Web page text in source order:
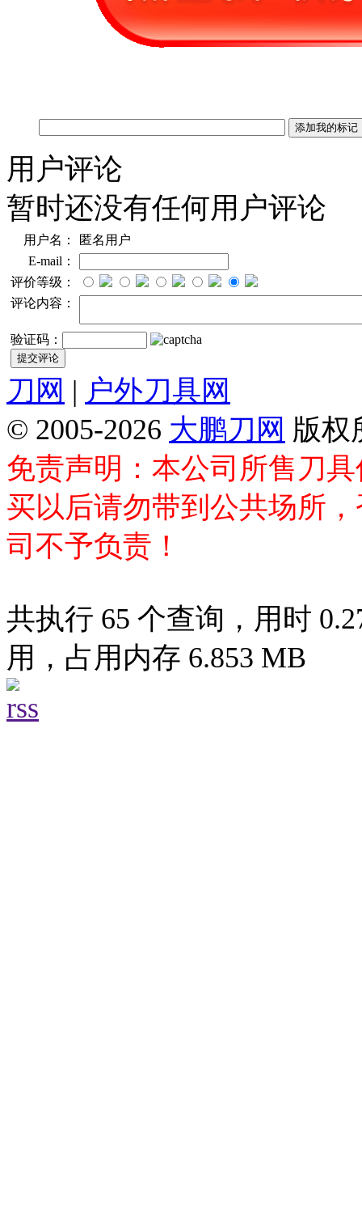
用户评论
暂时还没有任何用户评论
用户名：
匿名用户
E-mail：
评价等级：
评论内容：
验证码：
刀网 | 户外刀具网
© 2005-2026 大鹏刀网 版权
免责声明：本公司所售刀
买以后请勿带到公共场所
司不予负责！
共执行 65 个查询，用时
用，占用内存 6.853 MB